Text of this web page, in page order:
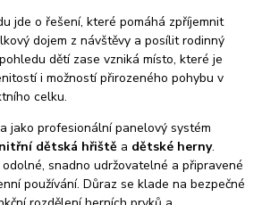
jde o řešení, které pomáhá zpříjemnit
dojem z návštěvy a posílit rodinný
dětí zase vzniká místo, které je
i možností přirozeného pohybu v
celku.
jako profesionální panelový systém
dětská hřiště a dětské herny.
snadno udržovatelné a připravené
používání. Důraz se klade na bezpečné